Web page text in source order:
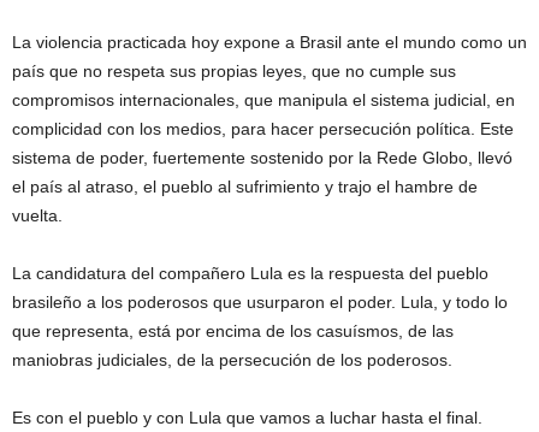
La violencia practicada hoy expone a Brasil ante el mundo como un
país que no respeta sus propias leyes, que no cumple sus
compromisos internacionales, que manipula el sistema judicial, en
complicidad con los medios, para hacer persecución política. Este
sistema de poder, fuertemente sostenido por la Rede Globo, llevó
el país al atraso, el pueblo al sufrimiento y trajo el hambre de
vuelta.
La candidatura del compañero Lula es la respuesta del pueblo
brasileño a los poderosos que usurparon el poder. Lula, y todo lo
que representa, está por encima de los casuísmos, de las
maniobras judiciales, de la persecución de los poderosos.
Es con el pueblo y con Lula que vamos a luchar hasta el final.